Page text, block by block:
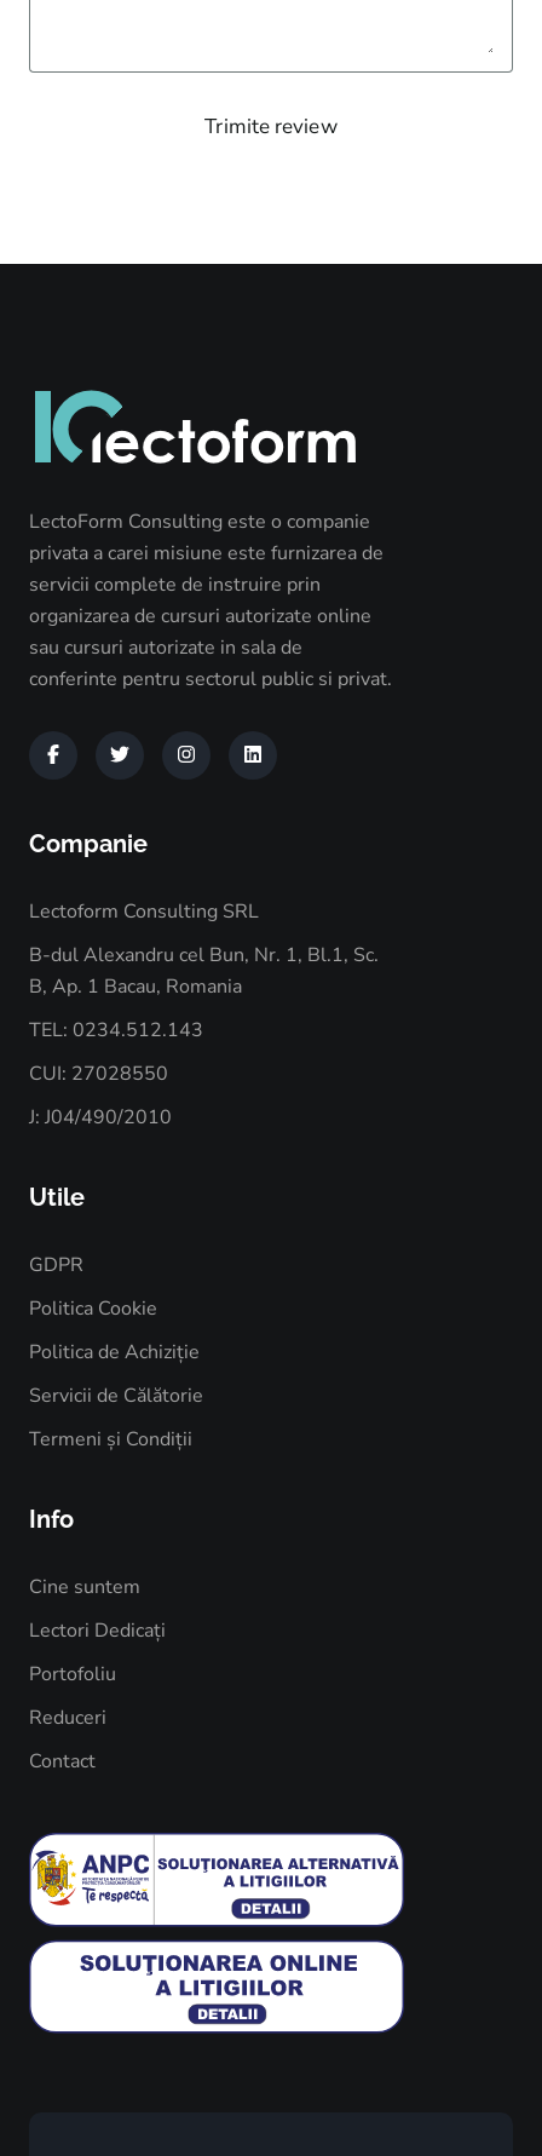
Trimite review
LectoForm Consulting este o companie
privata a carei misiune este furnizarea de
servicii complete de instruire prin
organizarea de cursuri autorizate online
sau cursuri autorizate in sala de
conferinte pentru sectorul public si privat.
Companie
Lectoform Consulting SRL
B-dul Alexandru cel Bun, Nr. 1, Bl.1, Sc.
B, Ap. 1 Bacau, Romania
TEL: 0234.512.143
CUI: 27028550
J: J04/490/2010
Utile
GDPR
Politica Cookie
Politica de Achiziție
Servicii de Călătorie
Termeni și Condiții
Info
Cine suntem
Lectori Dedicați
Portofoliu
Reduceri
Contact